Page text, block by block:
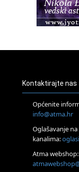
Access
Tečaj Višeg
25.08.
Upisi u
generacija kreće
Online
Visoko
Kontaktirajte nas
Općenite
info@atma.hr
Oglašavanje
kanalima:
Atma webshop: